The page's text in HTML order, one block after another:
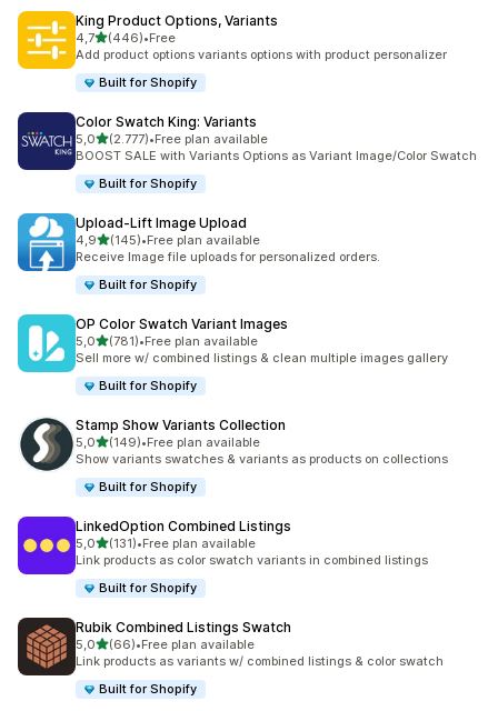
King Product Options, Variants
4,7de 5 estrelas
(446)
446 total de avaliações
•Free
Add product options variants options with product personalizer
Built for Shopify
Color Swatch King: Variants
5,0de 5 estrelas
(2.777)
2777 total de avaliações
•Free plan available
BOOST SALE with Variants Options as Variant Image/Color Swatch
Built for Shopify
Upload‑Lift Image Upload
4,9de 5 estrelas
(145)
145 total de avaliações
•Free plan available
Receive Image file uploads for personalized orders.
Built for Shopify
OP Color Swatch Variant Images
5,0de 5 estrelas
(781)
781 total de avaliações
•Free plan available
Sell more w/ combined listings & clean multiple images gallery
Built for Shopify
Stamp Show Variants Collection
5,0de 5 estrelas
(149)
149 total de avaliações
•Free plan available
Show variants swatches & variants as products on collections
Built for Shopify
LinkedOption Combined Listings
5,0de 5 estrelas
(131)
131 total de avaliações
•Free plan available
Link products as color swatch variants in combined listings
Built for Shopify
Rubik Combined Listings Swatch
5,0de 5 estrelas
(66)
66 total de avaliações
•Free plan available
Link products as variants w/ combined listings & color swatch
Built for Shopify